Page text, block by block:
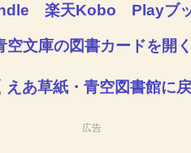
楽天Kobo Playブ
空文庫の図書カードを開く
えあ草紙・青空図書館に
広告